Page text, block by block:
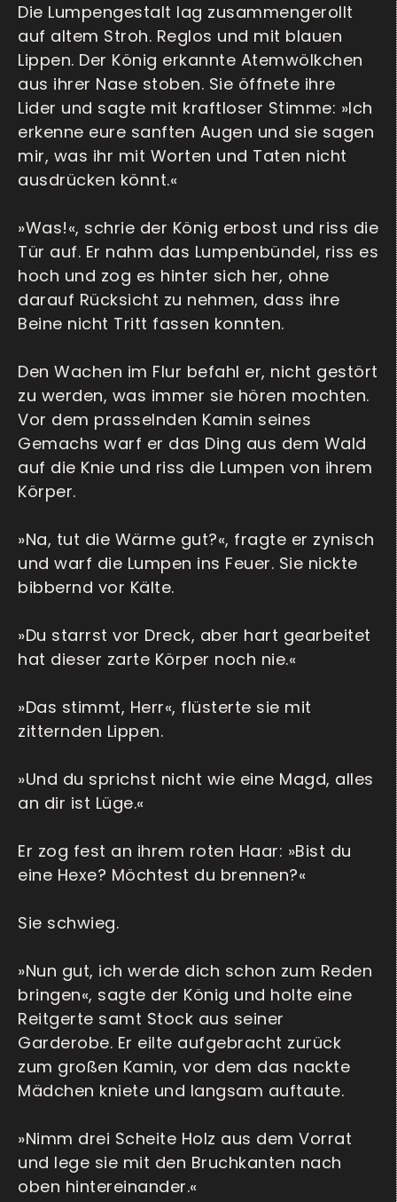
Die Lumpengestalt lag zusammengerollt
auf altem Stroh. Reglos und mit blauen
Lippen. Der König erkannte Atemwölkchen
aus ihrer Nase stoben. Sie öffnete ihre
Lider und sagte mit kraftloser Stimme: »Ich
erkenne eure sanften Augen und sie sagen
mir, was ihr mit Worten und Taten nicht
ausdrücken könnt.«
»Was!«, schrie der König erbost und riss die
Tür auf. Er nahm das Lumpenbündel, riss es
hoch und zog es hinter sich her, ohne
darauf Rücksicht zu nehmen, dass ihre
Beine nicht Tritt fassen konnten.
Den Wachen im Flur befahl er, nicht gestört
zu werden, was immer sie hören mochten.
Vor dem prasselnden Kamin seines
Gemachs warf er das Ding aus dem Wald
auf die Knie und riss die Lumpen von ihrem
Körper.
»Na, tut die Wärme gut?«, fragte er zynisch
und warf die Lumpen ins Feuer. Sie nickte
bibbernd vor Kälte.
»Du starrst vor Dreck, aber hart gearbeitet
hat dieser zarte Körper noch nie.«
»Das stimmt, Herr«, flüsterte sie mit
zitternden Lippen.
»Und du sprichst nicht wie eine Magd, alles
an dir ist Lüge.«
Er zog fest an ihrem roten Haar: »Bist du
eine Hexe? Möchtest du brennen?«
Sie schwieg.
»Nun gut, ich werde dich schon zum Reden
bringen«, sagte der König und holte eine
Reitgerte samt Stock aus seiner
Garderobe. Er eilte aufgebracht zurück
zum großen Kamin, vor dem das nackte
Mädchen kniete und langsam auftaute.
»Nimm drei Scheite Holz aus dem Vorrat
und lege sie mit den Bruchkanten nach
oben hintereinander.«